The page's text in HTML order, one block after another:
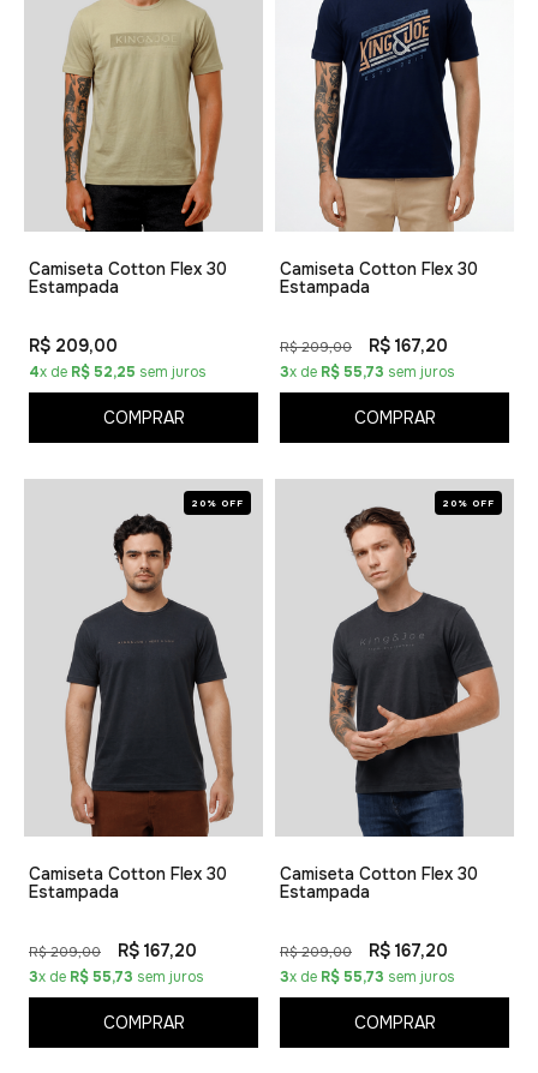
Camiseta Cotton Flex 30
Estampada
R$ 209,00
4x de R$ 52,25 sem juros
COMPRAR
Camiseta Cotton Flex 30
Estampada
R$ 209,00 R$ 167,20
3x de R$ 55,73 sem juros
COMPRAR
20% OFF
Camiseta Cotton Flex 30
Estampada
R$ 209,00 R$ 167,20
3x de R$ 55,73 sem juros
COMPRAR
20% OFF
Camiseta Cotton Flex 30
Estampada
R$ 209,00 R$ 167,20
3x de R$ 55,73 sem juros
COMPRAR